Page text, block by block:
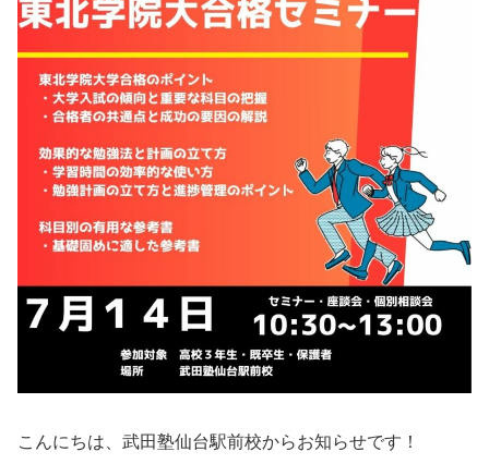
こんにちは、武田塾仙台駅前校からお知らせです！